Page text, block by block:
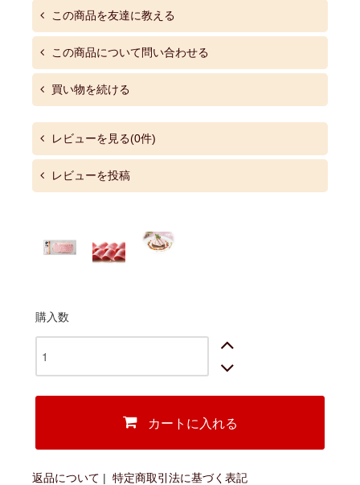
この商品を友達に教える
この商品について問い合わせる
買い物を続ける
レビューを見る(0件)
レビューを投稿
購入数
カートに入れる
返品について | 特定商取引法に基づく表記